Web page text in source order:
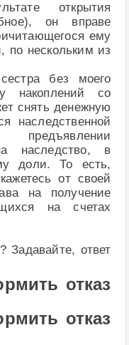
открытия
он вправе
ему
по нескольким из
без моего
накоплений со
снять денежную
наследственной
наследство, в
доли. То есть,
от своей
на получение
на счетах
Задавайте, ответ
отказ
отказ